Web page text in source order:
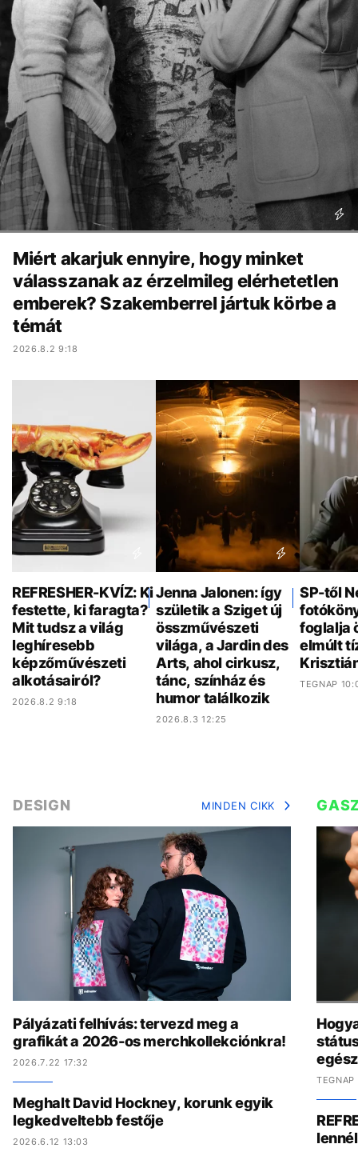
Miért akarjuk ennyire, hogy minket
válasszanak az érzelmileg elérhetetlen
emberek? Szakemberrel jártuk körbe a
témát
2026.8.2 9:18
REFRESHER-KVÍZ: Ki
festette, ki faragta?
Mit tudsz a világ
leghíresebb
képzőművészeti
alkotásairól?
2026.8.2 9:18
Jenna Jalonen: így
születik a Sziget új
összművészeti
világa, a Jardin des
Arts, ahol cirkusz,
tánc, színház és
humor találkozik
2026.8.3 12:25
SP-től
foglalja
elmúlt
TEGNAP
DESIGN MINDEN CIKK
Pályázati felhívás: tervezd meg a
grafikát a 2026-os merchkollekciónkra!
2026.7.22 17:32
Meghalt David Hockney, korunk egyik
legkedveltebb festője
2026.6.12 13:03